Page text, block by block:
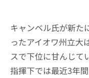
キャンベル氏が新た
ったアイオワ州立大
スで下位に甘んじて
指揮下では最近3年